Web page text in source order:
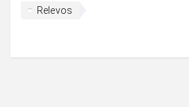
Relevos